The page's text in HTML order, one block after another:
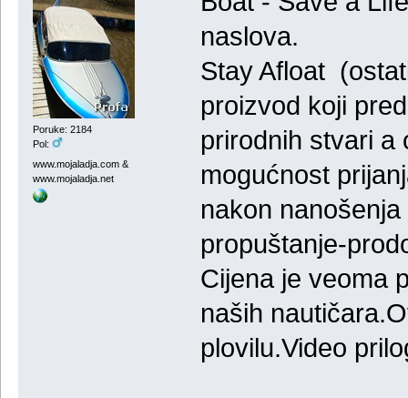
Poruke: 2184
Pol:
www.mojaladja.com &
www.mojaladja.net
naslova.
Stay Afloat
proizvod koji
prirodnih stvari a
mogućnost
nakon
propuštanje-
Cijena je veoma
naših
plovilu.Video